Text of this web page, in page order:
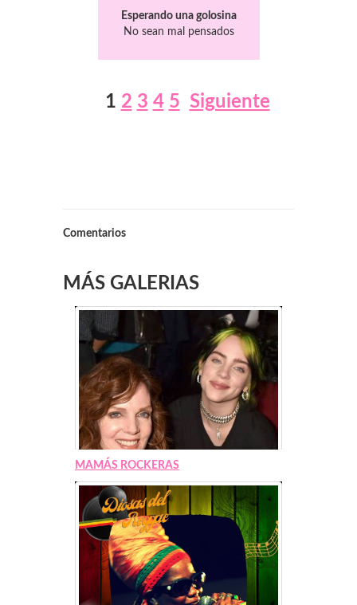
Esperando una golosina
No sean mal pensados
1 2 3 4 5 Siguiente
Comentarios
MÁS GALERIAS
MAMÁS ROCKERAS